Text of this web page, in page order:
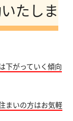
たしま
下がっていく傾向
まいの方はお気軽